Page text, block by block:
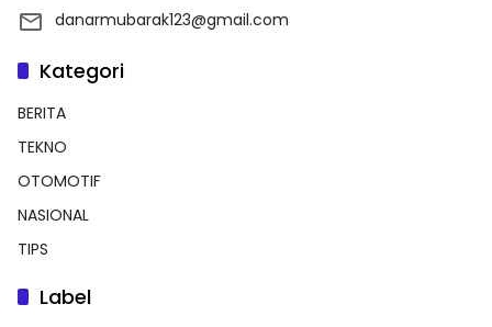
danarmubarak123@gmail.com
Kategori
BERITA
TEKNO
OTOMOTIF
NASIONAL
TIPS
Label